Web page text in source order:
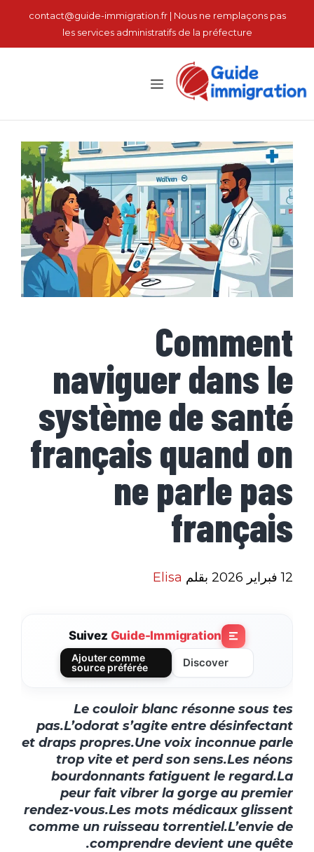
contact@guide-immigration.fr | Nous ne remplaçons pas
les services administratifs de la préfecture
القائمة
Comment
naviguer dans le
système de santé
français quand on
ne parle pas
français
12 فبراير 2026 بقلم Elisa
Suivez Guide-Immigration
Discover
Ajouter comme
source préférée
Le couloir blanc résonne sous tes
pas.L’odorat s’agite entre désinfectant
et draps propres.Une voix inconnue parle
trop vite et perd son sens.Les néons
bourdonnants fatiguent le regard.La
peur fait vibrer la gorge au premier
rendez-vous.Les mots médicaux glissent
comme un ruisseau torrentiel.L’envie de
comprendre devient une quête.